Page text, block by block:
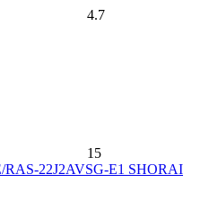
4.7
15
22J2AVSG-E1 SHORAI